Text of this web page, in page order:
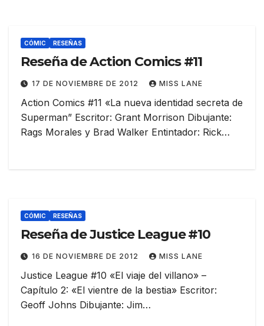
CÓMIC RESEÑAS
Reseña de Action Comics #11
17 DE NOVIEMBRE DE 2012 MISS LANE
Action Comics #11 «La nueva identidad secreta de
Superman” Escritor: Grant Morrison Dibujante:
Rags Morales y Brad Walker Entintador: Rick…
CÓMIC RESEÑAS
Reseña de Justice League #10
16 DE NOVIEMBRE DE 2012 MISS LANE
Justice League #10 «El viaje del villano» –
Capítulo 2: «El vientre de la bestia» Escritor:
Geoff Johns Dibujante: Jim…